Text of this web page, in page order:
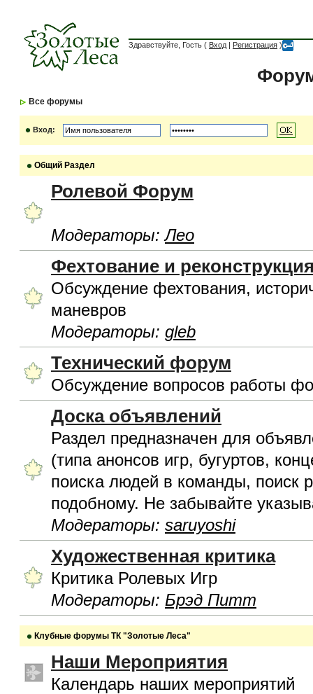
Здравствуйте, Гость ( Вход | Регистрация )
Все форумы
Вход:
Общий Раздел
Ролевой Форум
Модераторы:Лео
Фехтование и
Обсуждение фехтования,
маневров
Модераторы: gleb
Технический форум
Обсуждение вопросов работы
Доска объявлений
Раздел предназначен для
(типа анонсов игр, бугуртов,
поиска людей в команды, поиск
подобному. Не забывайте
Модераторы: saruyoshi
Художественная критика
Критика Ролевых Игр
Модераторы: Брэд Питт
Клубные форумы ТК "Золотые Леса"
Наши Мероприятия
Календарь наших мероприятий